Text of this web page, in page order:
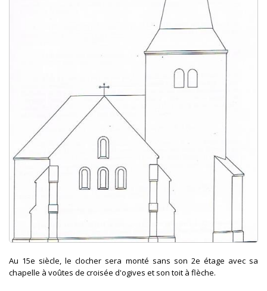
Au 15e siècle, le clocher sera monté sans son 2e étage avec sa
chapelle à voûtes de croisée d'ogives et son toit à flèche.